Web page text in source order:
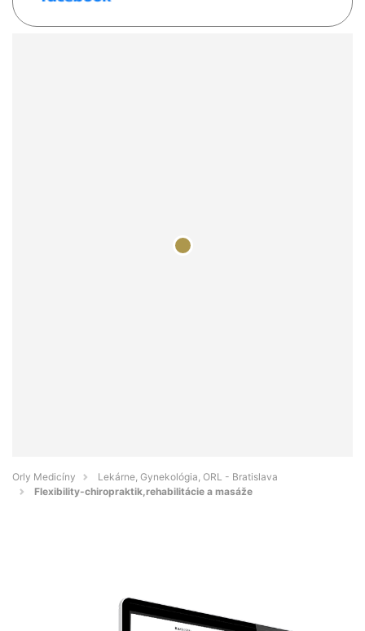
Orly Medicíny
Lekárne, Gynekológia, ORL - Bratislava
Flexibility-chiropraktik,rehabilitácie a masáže